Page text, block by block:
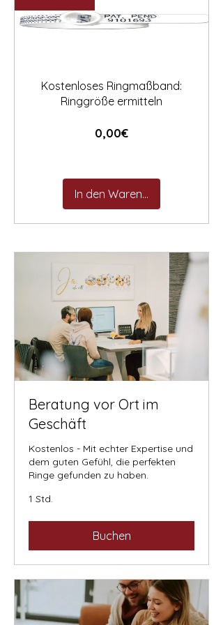
Kostenloses Ringmaßband:
Ringgröße ermitteln
0,00€Preis
In den Warenkorb
Beratung vor Ort im
Geschäft
Kostenlos - Mit echter Expertise und
dem guten Gefühl, die perfekten
Ringe gefunden zu haben.
1 Std.
Buchen